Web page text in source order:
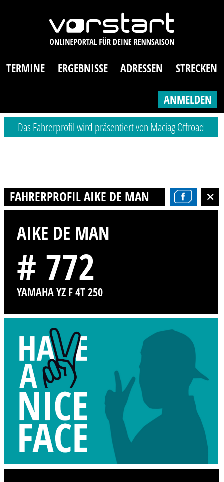
TERMINE ERGEBNISSE ADRESSEN STRECKEN
ANMELDEN
Das Fahrerprofil wird präsentiert von Maciag Offroad
FAHRERPROFIL AIKE DE MAN
AIKE DE MAN
# 772
YAMAHA YZ F 4T 250